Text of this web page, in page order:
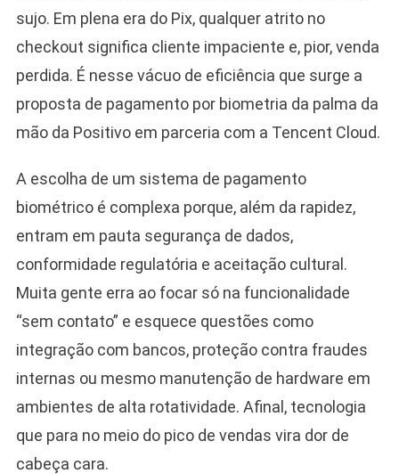
sujo. Em plena era do Pix, qualquer atrito no
checkout significa cliente impaciente e, pior, venda
perdida. É nesse vácuo de eficiência que surge a
proposta de pagamento por biometria da palma da
mão da Positivo em parceria com a Tencent Cloud.
A escolha de um sistema de pagamento
biométrico é complexa porque, além da rapidez,
entram em pauta segurança de dados,
conformidade regulatória e aceitação cultural.
Muita gente erra ao focar só na funcionalidade
“sem contato” e esquece questões como
integração com bancos, proteção contra fraudes
internas ou mesmo manutenção de hardware em
ambientes de alta rotatividade. Afinal, tecnologia
que para no meio do pico de vendas vira dor de
cabeça cara.